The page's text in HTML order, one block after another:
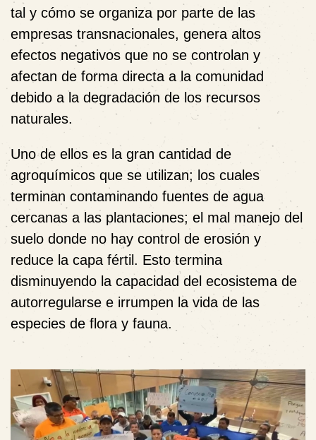
tal y cómo se organiza por parte de las
empresas transnacionales, genera altos
efectos negativos que no se controlan y
afectan de forma directa a la comunidad
debido a la degradación de los recursos
naturales.
Uno de ellos es la gran cantidad de
agroquímicos que se utilizan; los cuales
terminan contaminando fuentes de agua
cercanas a las plantaciones; el mal manejo del
suelo donde no hay control de erosión y
reduce la capa fértil. Esto termina
disminuyendo la capacidad del ecosistema de
autorregularse e irrumpen la vida de las
especies de flora y fauna.